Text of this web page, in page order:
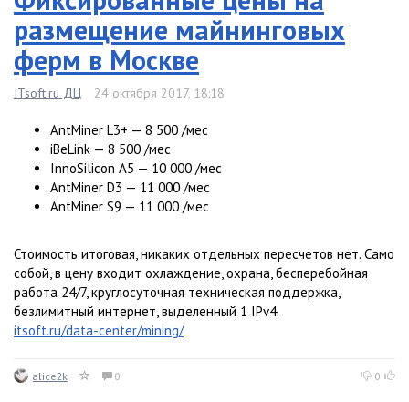
размещение майнинговых
ферм в Москве
ITsoft.ru ДЦ 24 октября 2017, 18:18
AntMiner L3+ — 8 500 /мес
iBeLink — 8 500 /мес
InnoSilicon A5 — 10 000 /мес
AntMiner D3 — 11 000 /мес
AntMiner S9 — 11 000 /мес
Стоимость итоговая, никаких отдельных пересчетов нет. Само
собой, в цену входит охлаждение, охрана, бесперебойная
работа 24/7, круглосуточная техническая поддержка,
безлимитный интернет, выделенный 1 IPv4.
itsoft.ru/data-center/mining/
alice2k 0 0